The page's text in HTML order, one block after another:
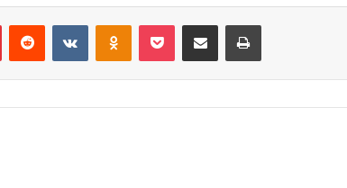
PinterestReddit VKontakteOdnoklassniki
Pocket Share via Email Print